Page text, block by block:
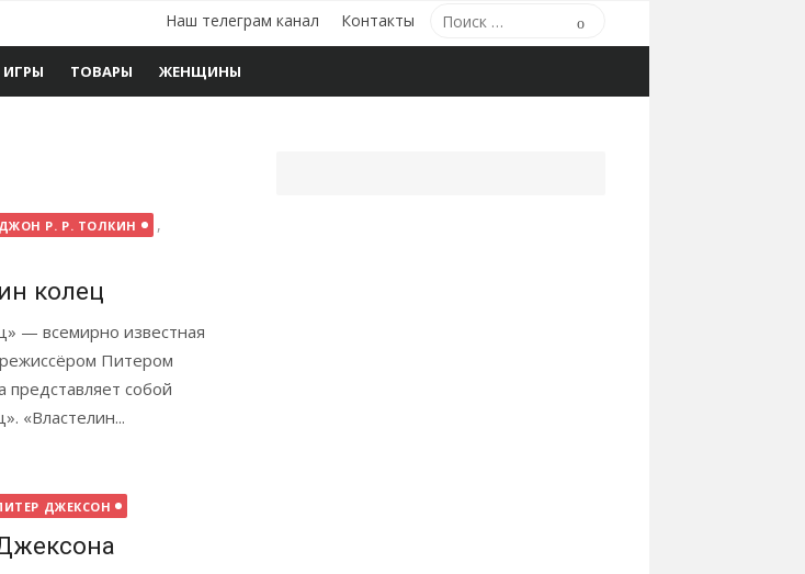
Поиск
по:
Наш телеграм канал Контакты
ИГРЫ ТОВАРЫ ЖЕНЩИНЫ
ДЖОН Р. Р. ТОЛКИН ,
колец
— всемирно известная
Питером
собой
«Властелин...
ДЖЕКСОН